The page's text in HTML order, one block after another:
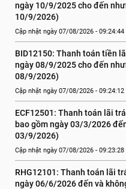
ngày 10/9/2025 cho đến
10/9/2026)
Cập nhật ngày 07/08/2026 - 09:24:44
BID12150: Thanh toán tiền
ngày 08/9/2025 cho đến
08/9/2026)
Cập nhật ngày 07/08/2026 - 09:24:12
ECF12501: Thanh toán lãi
bao gồm ngày 03/3/2026
03/9/2026)
Cập nhật ngày 07/08/2026 - 09:23:28
RHG12101: Thanh toán lãi
ngày 06/6/2026 đến và